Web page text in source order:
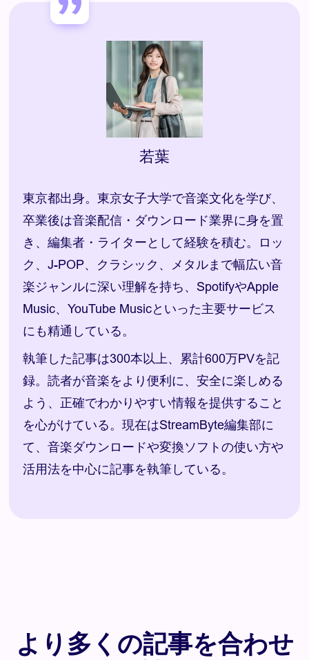
東京都出身。東京女子大学で音楽文化を学び、
卒業後は音楽配信・ダウンロード業界に身を置
き、編集者・ライターとして経験を積む。ロッ
ク、J-POP、クラシック、メタルまで幅広い音
楽ジャンルに深い理解を持ち、SpotifyやApple
Music、YouTube Musicといった主要サービス
にも精通している。
執筆した記事は300本以上、累計600万PVを記
録。読者が音楽をより便利に、安全に楽しめる
よう、正確でわかりやすい情報を提供すること
を心がけている。現在はStreamByte編集部に
て、音楽ダウンロードや変換ソフトの使い方や
活用法を中心に記事を執筆している。
若葉
より多くの記事を合わせ